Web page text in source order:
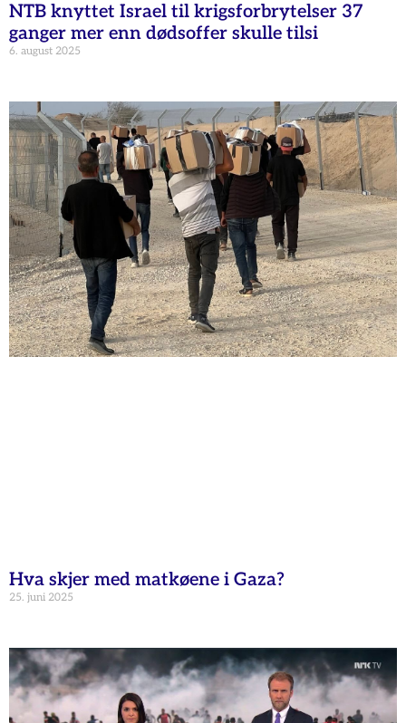
NTB knyttet Israel til krigsforbrytelser 37
ganger mer enn dødsoffer skulle tilsi
6. august 2025
Hva skjer med matkøene i Gaza?
25. juni 2025